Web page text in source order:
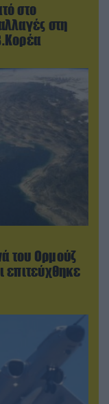
στο
στη
του Ορμούζ
επιτεύχθηκε